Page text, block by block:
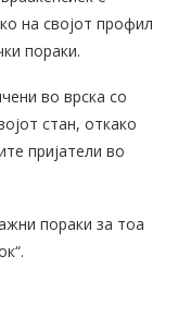
на својот профил
пораки.
во врска со
стан, откако
пријатели во
пораки за тоа